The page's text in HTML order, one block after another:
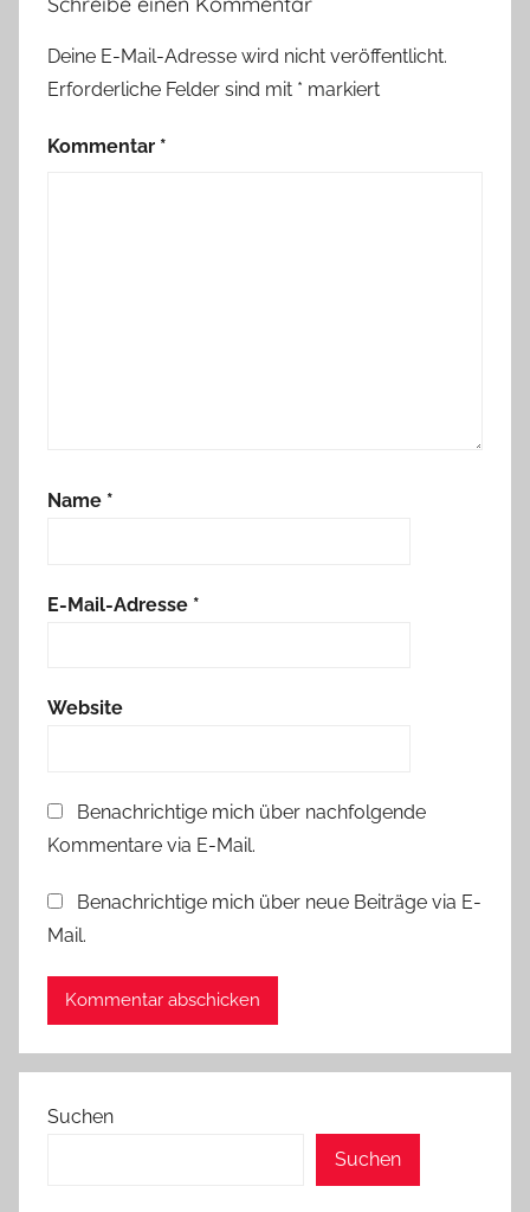
Deine E-Mail-Adresse wird nicht veröffentlicht.
Erforderliche Felder sind mit * markiert
Kommentar *
Name *
E-Mail-Adresse *
Website
Benachrichtige mich über nachfolgende
Kommentare via E-Mail.
Benachrichtige mich über neue Beiträge via E-
Mail.
Suchen
Suchen